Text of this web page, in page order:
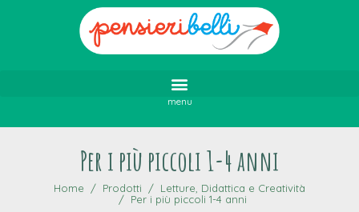
menu
Per i più piccoli 1-4 anni
Home Prodotti
Letture, Didattica e Creatività
Per i più piccoli 1-4 anni